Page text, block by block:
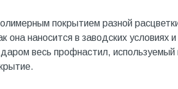
покрытием разной
она наносится в заводских условиях
весь профнастил,